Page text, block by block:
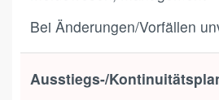
Bei Änderungen/Vorfällen
Ausstiegs-/